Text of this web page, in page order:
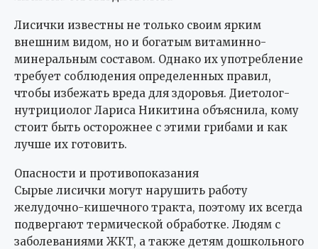
Лисички известны не только своим ярким
внешним видом, но и богатым витаминно-
минеральным составом. Однако их употребление
требует соблюдения определенных правил,
чтобы избежать вреда для здоровья. Диетолог-
нутрициолог Лариса Никитина объяснила, кому
стоит быть осторожнее с этими грибами и как
лучше их готовить.
Опасности и противопоказания
Сырые лисички могут нарушить работу
желудочно-кишечного тракта, поэтому их всегда
подвергают термической обработке. Людям с
заболеваниями ЖКТ, а также детям дошкольного